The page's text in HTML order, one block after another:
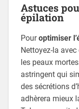
Astuces
épilation
Pouroptimiser
Nettoyez-la
les peaux
astringent qui
des sécrétions
adhèrera mieux